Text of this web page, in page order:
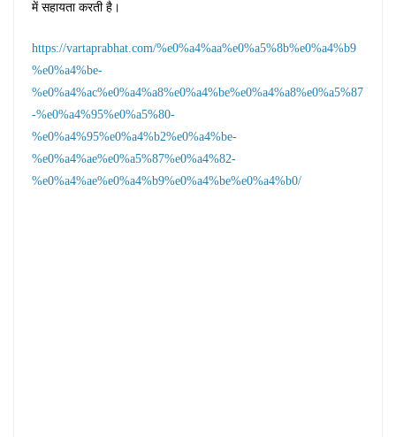
में सहायता करती है।
https://vartaprabhat.com/%e0%a4%aa%e0%a5%8b%e0%a4%b9
%e0%a4%be-
%e0%a4%ac%e0%a4%a8%e0%a4%be%e0%a4%a8%e0%a5%87
-%e0%a4%95%e0%a5%80-
%e0%a4%95%e0%a4%b2%e0%a4%be-
%e0%a4%ae%e0%a5%87%e0%a4%82-
%e0%a4%ae%e0%a4%b9%e0%a4%be%e0%a4%b0/